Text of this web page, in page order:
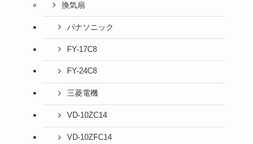
換気扇
パナソニック
FY-17C8
FY-24C8
三菱電機
VD-10ZC14
VD-10ZFC14